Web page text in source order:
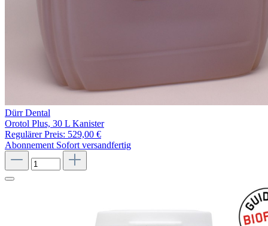
Dürr Dental
Orotol Plus, 30 L Kanister
Regulärer Preis: 529,00 €
Abonnement Sofort versandfertig